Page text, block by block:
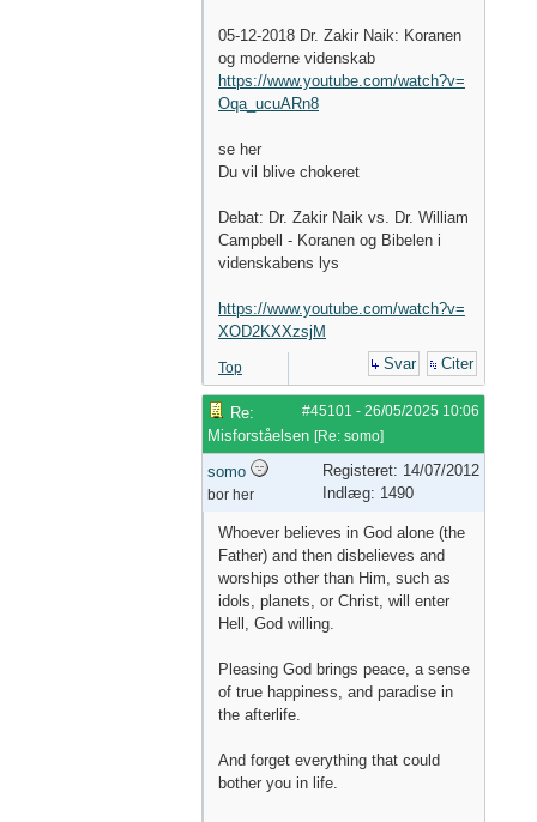
05-12-2018 Dr. Zakir Naik: Koranen
og moderne videnskab
https://www.youtube.com/watch?v=
Oqa_ucuARn8
se her
Du vil blive chokeret
Debat: Dr. Zakir Naik vs. Dr. William
Campbell - Koranen og Bibelen i
videnskabens lys
https://www.youtube.com/watch?v=
XOD2KXXzsjM
Top Svar Citer
#45101 - 26/05/2025 10:06
Re:
Misforståelsen [Re: somo]
somo
bor her
Registeret: 14/07/2012
Indlæg: 1490
Whoever believes in God alone (the
Father) and then disbelieves and
worships other than Him, such as
idols, planets, or Christ, will enter
Hell, God willing.
Pleasing God brings peace, a sense
of true happiness, and paradise in
the afterlife.
And forget everything that could
bother you in life.